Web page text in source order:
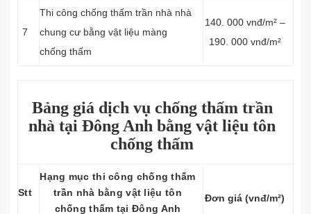
7
Thi công chống thấm trần nhà nhà
chung cư bằng vật liệu màng
chống thấm
140. 000 vnđ/m² –
190. 000 vnđ/m²
Bảng giá dịch vụ chống thấm trần
nhà tại Đông Anh bằng vật liệu tôn
chống thấm
Stt
Hạng mục thi công chống thấm
trần nhà bằng vật liệu tôn
chống thấm tại Đông Anh
Đơn giá (vnđ/m²)